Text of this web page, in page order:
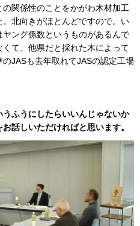
関係性のことをかがわ木材加工
北向きがほとんどですので。い
ング係数というものがあるんで
て、他県だと採れた木によって
JASも去年取れてJASの認定工場
ふうにしたらいいんじゃないか
話しいただければと思います。